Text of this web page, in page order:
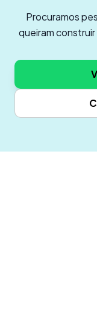
Procuramos
queiram